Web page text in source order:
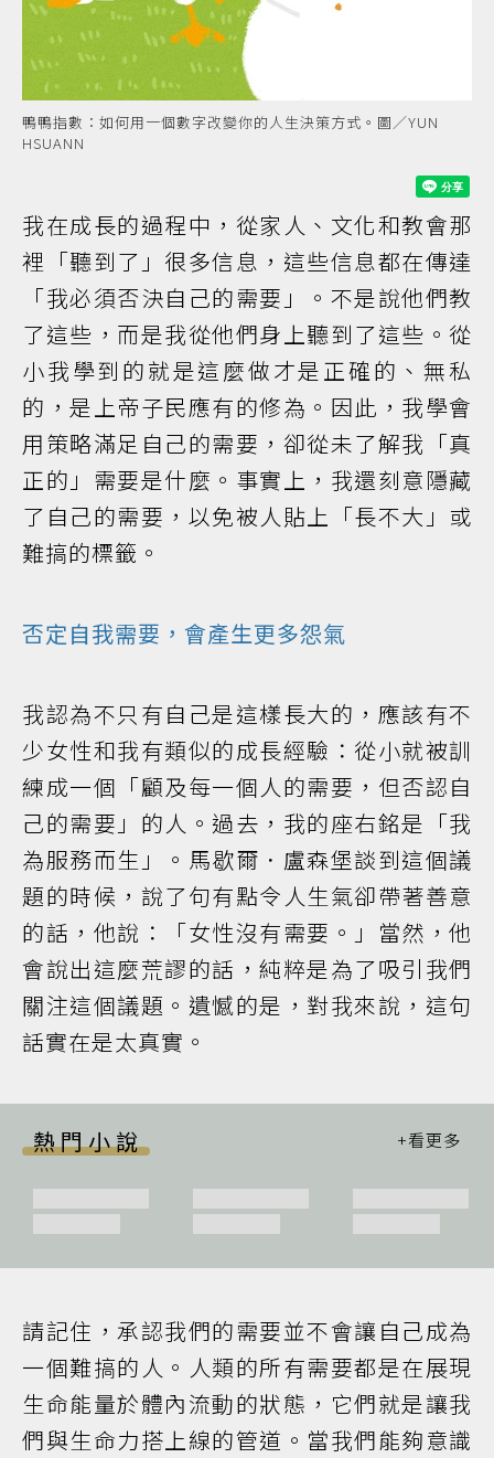
鴨鴨指數：如何用一個數字改變你的人生決策方式。圖／YUN
HSUANN
我在成長的過程中，從家人、文化和教會那
裡「聽到了」很多信息，這些信息都在傳達
「我必須否決自己的需要」。不是說他們教
了這些，而是我從他們身上聽到了這些。從
小我學到的就是這麼做才是正確的、無私
的，是上帝子民應有的修為。因此，我學會
用策略滿足自己的需要，卻從未了解我「真
正的」需要是什麼。事實上，我還刻意隱藏
了自己的需要，以免被人貼上「長不大」或
難搞的標籤。
否定自我需要，會產生更多怨氣
我認為不只有自己是這樣長大的，應該有不
少女性和我有類似的成長經驗：從小就被訓
練成一個「顧及每一個人的需要，但否認自
己的需要」的人。過去，我的座右銘是「我
為服務而生」。馬歇爾．盧森堡談到這個議
題的時候，說了句有點令人生氣卻帶著善意
的話，他說：「女性沒有需要。」當然，他
會說出這麼荒謬的話，純粹是為了吸引我們
關注這個議題。遺憾的是，對我來說，這句
話實在是太真實。
熱門小說
請記住，承認我們的需要並不會讓自己成為
一個難搞的人。人類的所有需要都是在展現
生命能量於體內流動的狀態，它們就是讓我
們與生命力搭上線的管道。當我們能夠意識